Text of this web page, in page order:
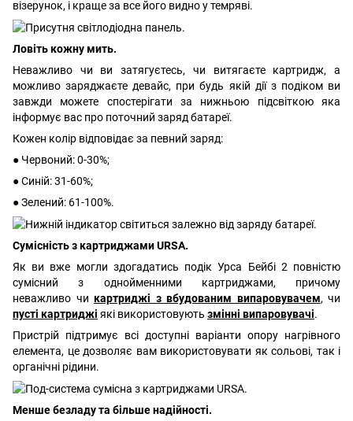
візерунок, і краще за все його видно у темряві.
Ловіть кожну мить.
Неважливо чи ви затягуєтесь, чи витягаєте картридж, а
можливо заряджаєте девайс, при будь якій дії з подіком ви
завжди можете спостерігати за нижньою підсвіткою яка
інформує вас про поточний заряд батареї.
Кожен колір відповідає за певний заряд:
● Червоний: 0-30%;
● Синій: 31-60%;
● Зелений: 61-100%.
Сумісність з картриджами URSA.
Як ви вже могли здогадатись подік Урса Бейбі 2 повністю
сумісний з однойменними картриджами, причому
неважливо чи картриджі з вбудованим випаровувачем, чи
пусті картриджі які використовують змінні випаровувачі.
Пристрій підтримує всі доступні варіанти опору нагрівного
елемента, це дозволяє вам використовувати як сольові, так і
органічні рідини.
Менше безладу та більше надійності.